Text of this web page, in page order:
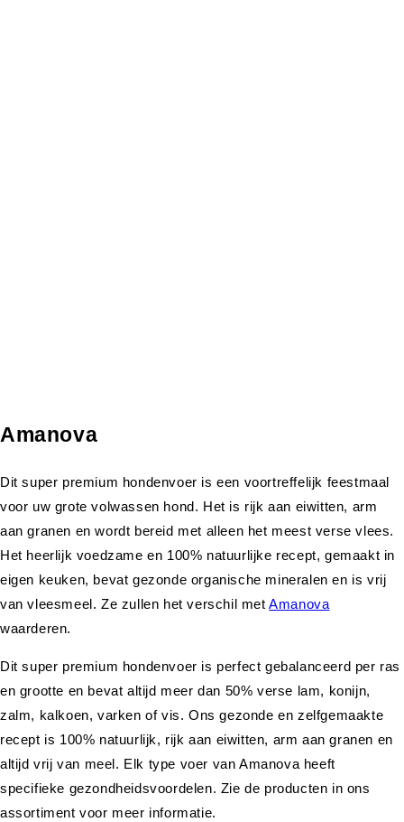
Amanova
Dit super premium hondenvoer is een voortreffelijk feestmaal
voor uw grote volwassen hond. Het is rijk aan eiwitten, arm
aan granen en wordt bereid met alleen het meest verse vlees.
Het heerlijk voedzame en 100% natuurlijke recept, gemaakt in
eigen keuken, bevat gezonde organische mineralen en is vrij
van vleesmeel. Ze zullen het verschil metAmanova
waarderen.
Dit super premium hondenvoer is perfect gebalanceerd per ras
en grootte en bevat altijd meer dan 50% verse lam, konijn,
zalm, kalkoen, varken of vis. Ons gezonde en zelfgemaakte
recept is 100% natuurlijk, rijk aan eiwitten, arm aan granen en
altijd vrij van meel. Elk type voer van Amanova heeft
specifieke gezondheidsvoordelen. Zie de producten in ons
assortiment voor meer informatie.